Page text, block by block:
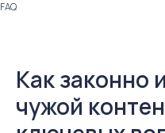
FAQ
Как законно
чужой